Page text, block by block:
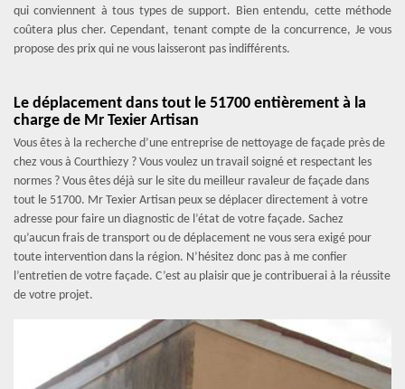
qui conviennent à tous types de support. Bien entendu, cette méthode
coûtera plus cher. Cependant, tenant compte de la concurrence, Je vous
propose des prix qui ne vous laisseront pas indifférents.
Le déplacement dans tout le 51700 entièrement à la
charge de Mr Texier Artisan
Vous êtes à la recherche d’une entreprise de nettoyage de façade près de
chez vous à Courthiezy ? Vous voulez un travail soigné et respectant les
normes ? Vous êtes déjà sur le site du meilleur ravaleur de façade dans
tout le 51700. Mr Texier Artisan peux se déplacer directement à votre
adresse pour faire un diagnostic de l’état de votre façade. Sachez
qu’aucun frais de transport ou de déplacement ne vous sera exigé pour
toute intervention dans la région. N’hésitez donc pas à me confier
l’entretien de votre façade. C’est au plaisir que je contribuerai à la réussite
de votre projet.